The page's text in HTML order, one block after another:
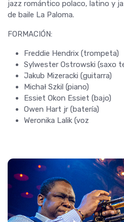
jazz romántico polaco, latino y
de baile La Paloma.
FORMACIÓN:
Freddie Hendrix (trompeta)
Sylwester Ostrowski (saxo
Jakub Mizeracki (guitarra)
Michał Szkil (piano)
Essiet Okon Essiet (bajo)
Owen Hart jr (batería)
Weronika Lalik (voz